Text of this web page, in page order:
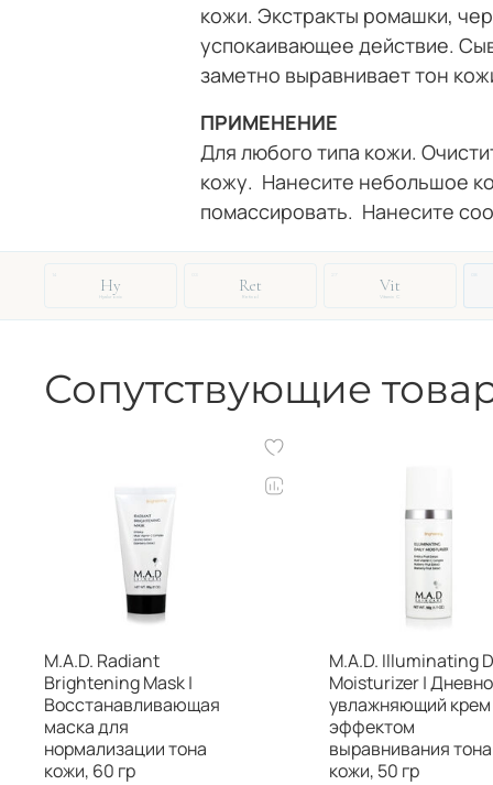
кожи. Экстракты ромашки,
успокаивающее действие.
заметно выравнивает тон
ПРИМЕНЕНИЕ
Для любого типа кожи.
кожу. Нанесите небольшое
помассировать. Нанесите
14
Hy
Hyaluronic
Ret
Retinol
Vit
Vitamin C
Сопутствующие
M.A.D. Radiant
Brightening Mask |
Восстанавливающая
маска для
нормализации тона
кожи, 60 гр
M.A.D. Illuminating
Moisturizer |
увлажняющий крем
эффектом
выравнивания тона
кожи, 50 гр